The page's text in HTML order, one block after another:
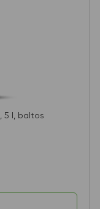
5 l, baltos